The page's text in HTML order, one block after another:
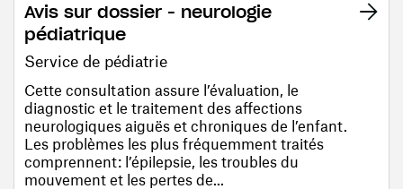
Avis sur dossier - neurologie
pédiatrique
Service de pédiatrie
Cette consultation assure l’évaluation, le
diagnostic et le traitement des affections
neurologiques aiguës et chroniques de l’enfant.
Les problèmes les plus fréquemment traités
comprennent: l’épilepsie, les troubles du
mouvement et les pertes de...